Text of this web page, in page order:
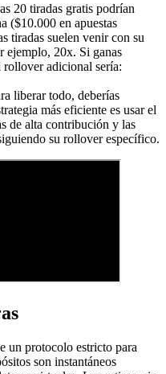
20 tiradas gratis podrían
($10.000 en apuestas
tiradas suelen venir con su
ejemplo, 20x. Si ganas
rollover adicional sería:
liberar todo, deberías
más eficiente es usar el
de alta contribución y las
su rollover específico.
un protocolo estricto para
son instantáneos